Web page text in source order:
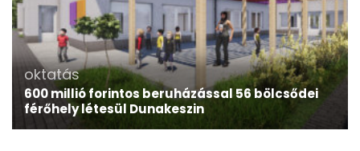
oktatás
600 millió forintos beruházással 56 bölcsődei
férőhely létesül Dunakeszin